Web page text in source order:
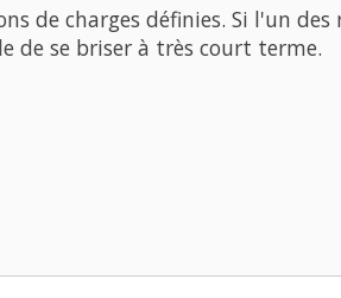
de charges définies. Si l'un
de se briser à très court terme.